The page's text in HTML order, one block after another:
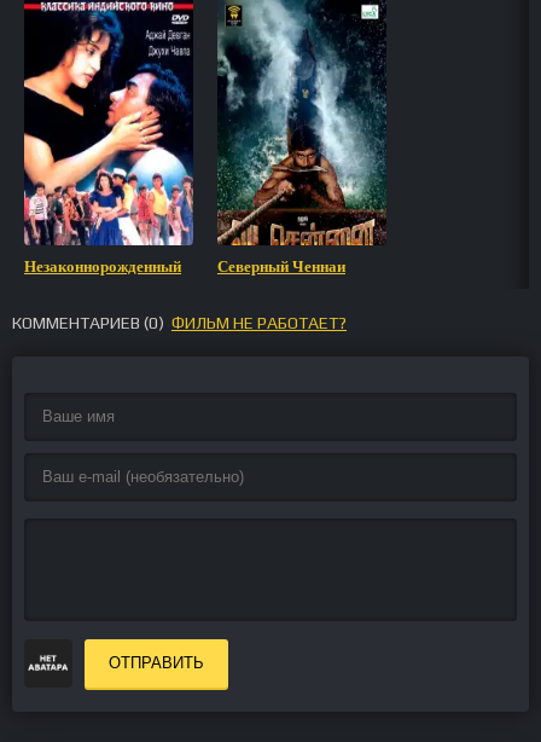
Незаконнорожденный Северный Ченнаи
КОММЕНТАРИЕВ (0) ФИЛЬМ НЕ РАБОТАЕТ?
ОТПРАВИТЬ